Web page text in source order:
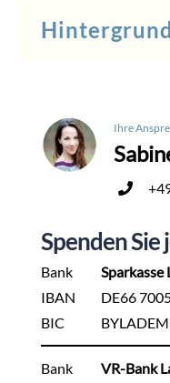
Hintergrund
Ihre
Spenden Sie
Bank
IBAN
BIC
DE66
Bank
VR-Bank